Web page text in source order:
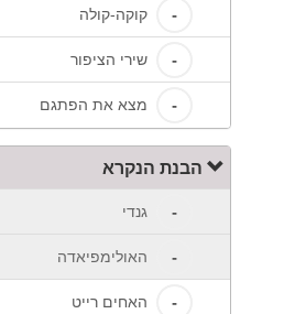
- קוקה-קולה
- שירי הציפור
- מצא את הפתגם
הבנת הנקרא
- גנדי
- האולימפיאדה
- האחים רייט